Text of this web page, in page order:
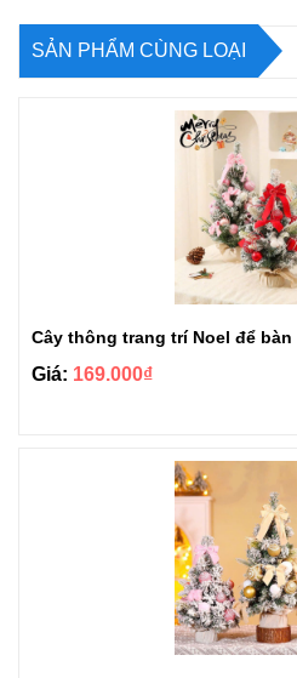
SẢN PHẨM CÙNG LOẠI
Cây thông trang trí Noel để bàn
Giá: 169.000₫